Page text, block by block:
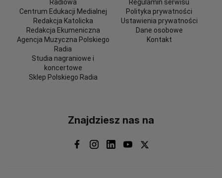
Radiowa
Centrum Edukacji Medialnej
Redakcja Katolicka
Redakcja Ekumeniczna
Agencja Muzyczna Polskiego
Radia
Studia nagraniowe i
koncertowe
Sklep Polskiego Radia
Regulamin serwisu
Polityka prywatności
Ustawienia prywatności
Dane osobowe
Kontakt
Znajdziesz nas na